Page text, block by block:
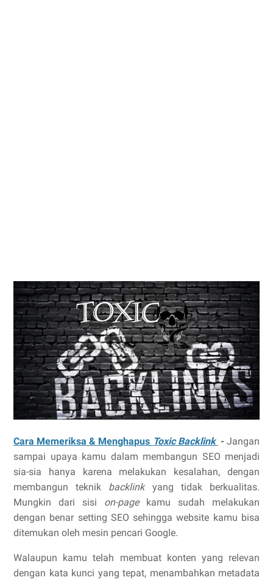
Cara Memeriksa & Menghapus Toxic Backlink - Jangan
sampai upaya kamu dalam membangun SEO menjadi
sia-sia hanya karena melakukan kesalahan, dengan
membangun teknik backlinkyang tidak berkualitas.
Mungkin dari sisi on-pagekamu sudah melakukan
dengan benar setting SEO sehingga website kamu bisa
ditemukan oleh mesin pencari Google.
Walaupun kamu telah membuat konten yang relevan
dengan kata kunci yang tepat, menambahkan metadata